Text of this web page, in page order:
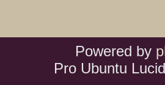
Powered by
Pro Ubuntu